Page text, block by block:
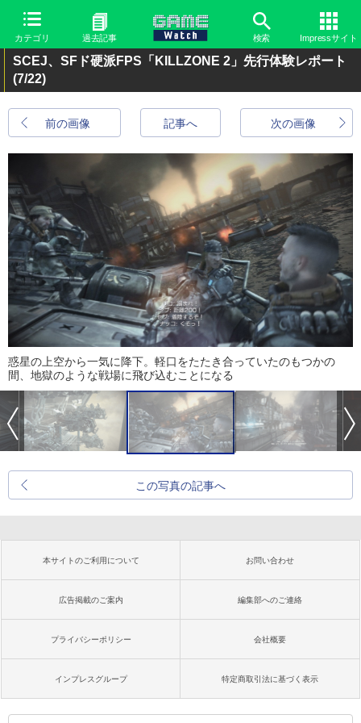
カテゴリ 過去記事 検索 Impressサイト
SCEJ、SFド硬派FPS「KILLZONE 2」先行体験レポート
(7/22)
前の画像 次の画像
記事へ
惑星の上空から一気に降下。軽口をたたき合っていたのもつかの
間、地獄のような戦場に飛び込むことになる
この写真の記事へ
本サイトのご利用について お問い合わせ
広告掲載のご案内 編集部へのご連絡
プライバシーポリシー 会社概要
インプレスグループ 特定商取引法に基づく表示